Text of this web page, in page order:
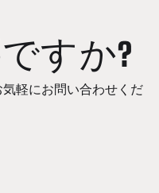
すか?
軽にお問い合わせくだ